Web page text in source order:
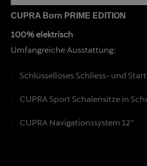
CUPRA Born PRIME EDITION
100% elektrisch
Umfangreiche Ausstattung:
Schlüsselloses Schliess- und
CUPRA Sport Schalensitze in
CUPRA Navigationssystem 12''